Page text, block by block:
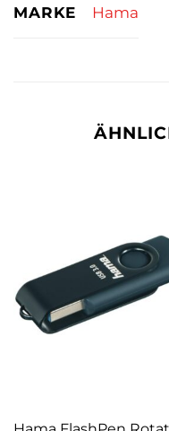
MARKE Hama